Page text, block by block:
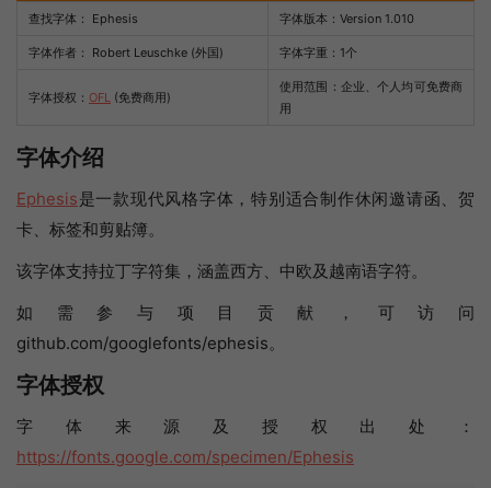
查找字体： Ephesis 字体版本：Version 1.010
字体作者： Robert Leuschke (外国) 字体字重：1个
字体授权： OFL (免费商用)
使用范围：企业、个人均可免费商
用
字体介绍
Ephesis是一款现代风格字体，特别适合制作休闲邀请函、贺
卡、标签和剪贴簿。
该字体支持拉丁字符集，涵盖西方、中欧及越南语字符。
如需参与项目贡献，可访问
github.com/googlefonts/ephesis。
字体授权
字体来源及授权出处：
https://fonts.google.com/specimen/Ephesis